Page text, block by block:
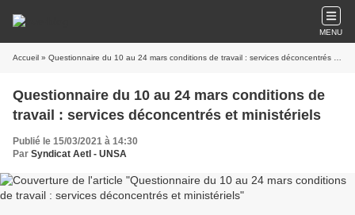
MENU
Accueil » Questionnaire du 10 au 24 mars conditions de travail : services déconcentrés et ministériels
Questionnaire du 10 au 24 mars conditions de
travail : services déconcentrés et ministériels
Publié le 15/03/2021 à 14:30
Par Syndicat AetI - UNSA